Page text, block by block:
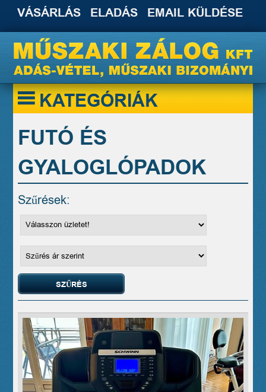
VÁSÁRLÁS ELADÁS EMAIL KÜLDÉSE
KATEGÓRIÁK
FUTÓ ÉS
GYALOGLÓPADOK
Szűrések: